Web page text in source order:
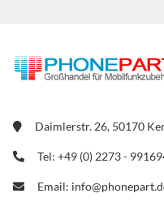
Daimlerstr. 26, 50170
Tel: +49 (0) 2273 -
Email: